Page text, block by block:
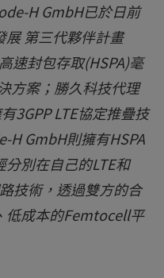
H GmbH已於日前
展 第三代夥伴計畫
速封包存取(HSPA)毫
方案；勝久科技代理
3GPP LTE協定推疊技
GmbH則擁有HSPA
別在自己的LTE和
技術，透過雙方的合
低成本的Femtocell平